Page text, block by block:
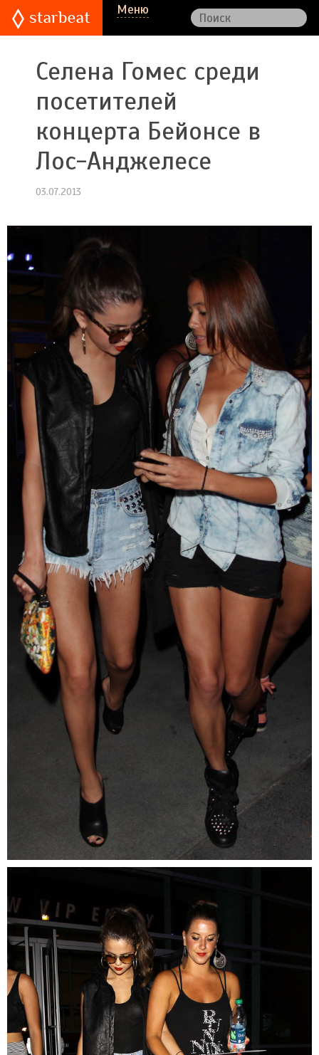
Меню
Селена Гомес среди
посетителей
концерта Бейонсе в
Лос-Анджелесе
03.07.2013